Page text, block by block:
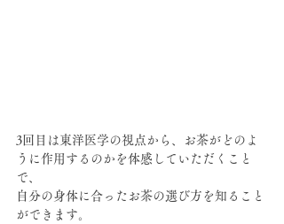
3回目は東洋医学の視点から、お茶がどのよ
うに作用するのかを体感していただくこと
で、
自分の身体に合ったお茶の選び方を知ること
ができます。